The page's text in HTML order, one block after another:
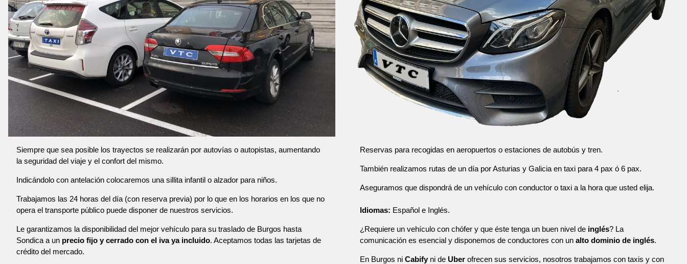
Siempre que sea posible los trayectos se realizarán por autovías o autopistas, aumentando
la seguridad del viaje y el confort del mismo.
Indicándolo con antelación colocaremos una sillita infantil o alzador para niños.
Trabajamos las 24 horas del día (con reserva previa) por lo que en los horarios en los que no
opera el transporte público puede disponer de nuestros servicios.
Le garantizamos la disponibilidad del mejor vehículo para su traslado de Burgos hasta
Sondica a un precio fijo y cerrado con el iva ya incluido. Aceptamos todas las tarjetas de
crédito del mercado.
Reservas para recogidas en aeropuertos o estaciones de autobús y tren.
También realizamos rutas de un día por Asturias y Galicia en taxi para 4 pax ó 6 pax.
Aseguramos que dispondrá de un vehículo con conductor o taxi a la hora que usted elija.
Idiomas: Español e Inglés.
¿Requiere un vehículo con chófer y que éste tenga un buen nivel de inglés? La
comunicación es esencial y disponemos de conductores con un alto dominio de inglés.
En Burgos ni Cabifyni de Uberofrecen sus servicios, nosotros trabajamos con taxis y con